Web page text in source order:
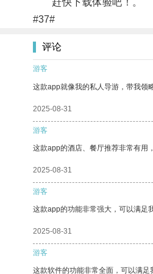
赶快下载体验吧！。
#37#
评论
游客
这款app就像我的私人导游，带我领
2025-08-31
游客
这款app的酒店、餐厅推荐非常有用
2025-08-31
游客
这款app的功能非常强大，可以满足
2025-08-31
游客
这款软件的功能非常全面，可以满足